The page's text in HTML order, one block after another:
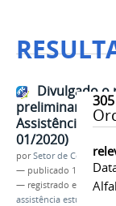
305
Divulgado o
preliminar do
Assistência
01/2020)
porSetor de
— publicado 10/03/2020
— registrado em:
assistência estudantil